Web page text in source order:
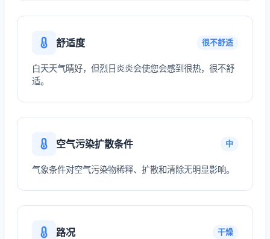
舒适度 很不舒适
白天天气晴好，但烈日炎炎会使您会感到很热，很不舒
适。
空气污染扩散条件 中
气象条件对空气污染物稀释、扩散和清除无明显影响。
路况 干燥